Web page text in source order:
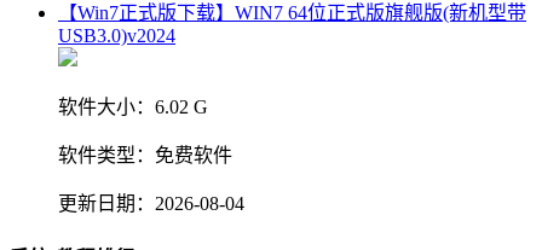
【Win7正式版下载】WIN7 64位正式版旗舰版(新机型带
USB3.0)v2024
软件大小： 6.02 G
软件类型： 免费软件
更新日期： 2026-08-04